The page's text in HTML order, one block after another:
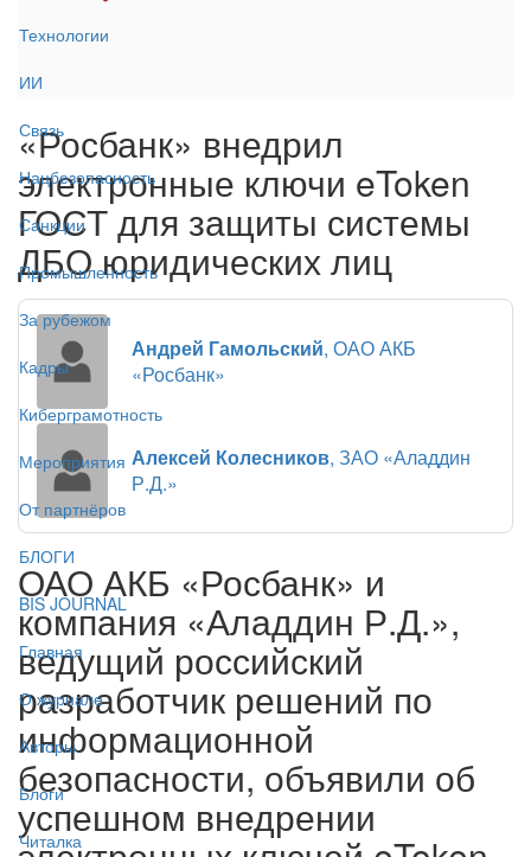
Технологии
ИИ
Связь
Нацбезопасность
Санкции
Промышленность
За рубежом
Кадры
Киберграмотность
Мероприятия
От партнёров
БЛОГИ
BIS JOURNAL
Главная
О журнале
Авторы
Блоги
Читалка
«Росбанк» внедрил
электронные ключи eToken
ГОСТ для защиты системы
ДБО юридических лиц
Андрей Гамольский, ОАО АКБ
«Росбанк»
Алексей Колесников, ЗАО «Аладдин
Р.Д.»
ОАО АКБ «Росбанк» и
компания «Аладдин Р.Д.»,
ведущий российский
разработчик решений по
информационной
безопасности, объявили об
успешном внедрении